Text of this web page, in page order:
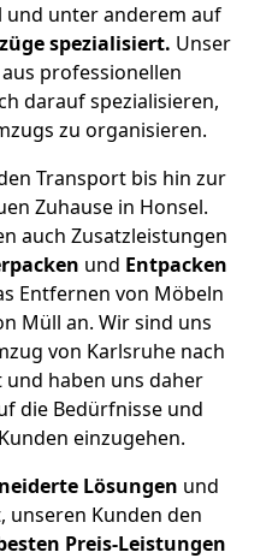
und unter anderem auf
spezialisiert. Unser
professionellen
darauf spezialisieren,
zu organisieren.
Transport bis hin zur
Zuhause in Honsel.
auch Zusatzleistungen
und Entpacken
Entfernen von Möbeln
Müll an. Wir sind uns
von Karlsruhe nach
haben uns daher
die Bedürfnisse und
einzugehen.
Lösungen und
Kunden den
Preis-Leistungen